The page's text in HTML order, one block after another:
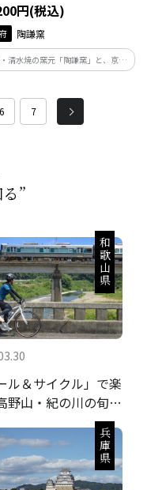
円(税込)
陶謙窯
清水焼の窯元「陶謙窯」と、京都
酒蔵「玉乃光酒造株式会社」との
に味わっていただけるよう杜氏の方
緒に作り上げたこだわりのうつわで
6 7
”
和歌山県
ル＆サイクル」で楽
野山・紀の川の旬の
兵庫県